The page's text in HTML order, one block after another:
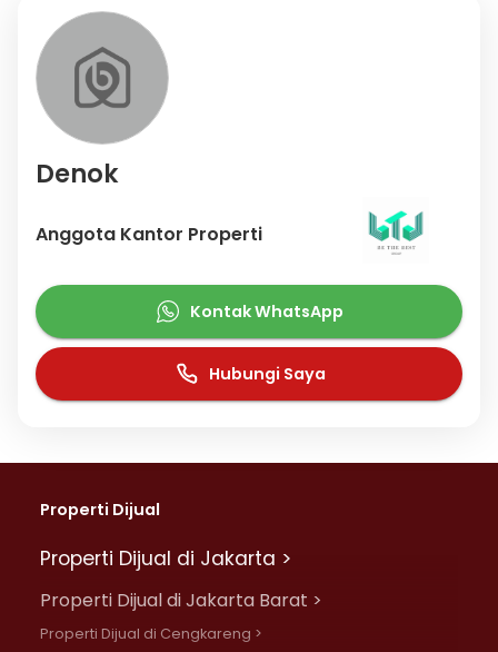
Denok
Anggota Kantor Properti
Kontak WhatsApp
Hubungi Saya
Properti Dijual
Properti Dijual di Jakarta >
Properti Dijual di Jakarta Barat >
Properti Dijual di Cengkareng >